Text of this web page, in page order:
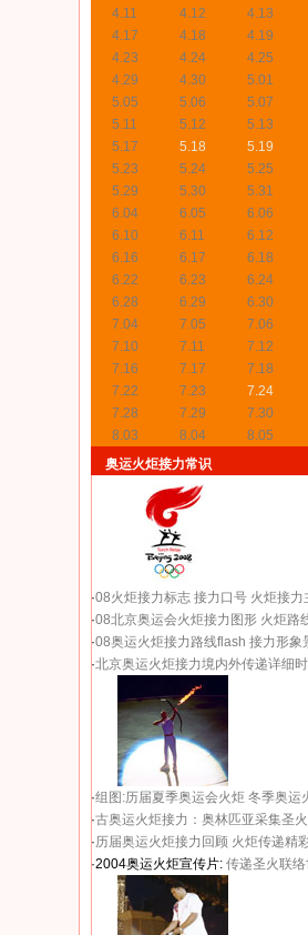
4.11
4.12 4.13
4.17
4.18 4.19
4.23
4.24 4.25
4.29
4.30 5.01
5.05
5.06 5.07
5.11
5.12 5.13
5.17
5.18 5.19
5.23
5.24 5.25
5.29
5.30 5.31
6.04
6.05 6.06
6.10
6.11 6.12
6.16
6.17 6.18
6.22
6.23 6.24
6.28
6.29 6.30
7.04
7.05 7.06
7.10
7.11 7.12
7.16
7.17 7.18
7.22
7.23 7.24
7.28
7.29 7.30
8.03
8.04 8.05
奥运火炬接力常识
·08火炬接力标志 接力口号 火炬接力
·08北京奥运会火炬接力图形 火炬路
·08奥运火炬接力路线flash 接力形象
·北京奥运火炬接力境内外传递详细
·组图:历届夏季奥运会火炬 冬季奥运
·古奥运火炬接力：奥林匹亚采集圣
·历届奥运火炬接力回顾 火炬传递精
·2004奥运火炬宣传片: 传递圣火联络